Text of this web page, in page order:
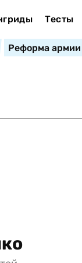
Тесты
Реформа армии